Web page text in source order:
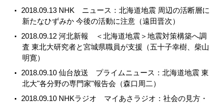
2018.09.13 NHK ニュース：北海道地震 周辺の活断層に
新たなひずみか 今後の活動に注意（遠田晋次）
2018.09.12 河北新報 ＜北海道地震＞地震対策構築へ調
査 東北大研究者と宮城県職員が支援（五十子幸樹、柴山
明寛）
2018.09.10 仙台放送 プライムニュース：北海道地震 東
北大"各分野の専門家"報告会（森口周二）
2018.09.10 NHKラジオ マイあさラジオ：社会の見方・